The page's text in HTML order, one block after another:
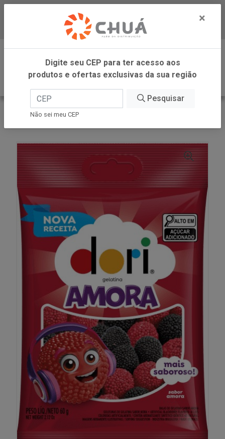
Baixe já nosso APP
0
INÍCIO
DORI GELATINA
×
Digite seu CEP para ter acesso aos
produtos e ofertas exclusivas da sua região
Pesquisar
Não sei meu CEP